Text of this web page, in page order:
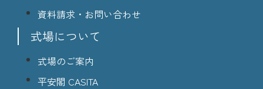
資料請求・お問い合わせ
式場について
式場のご案内
平安閣 CASITA